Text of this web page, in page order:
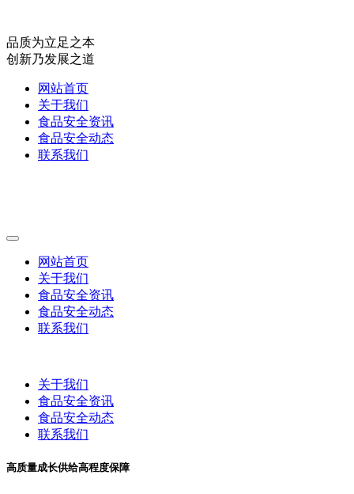
品质为立足之本
创新乃发展之道
网站首页
关于我们
食品安全资讯
食品安全动态
联系我们
网站首页
关于我们
食品安全资讯
食品安全动态
联系我们
关于我们
食品安全资讯
食品安全动态
联系我们
高质量成长供给高程度保障